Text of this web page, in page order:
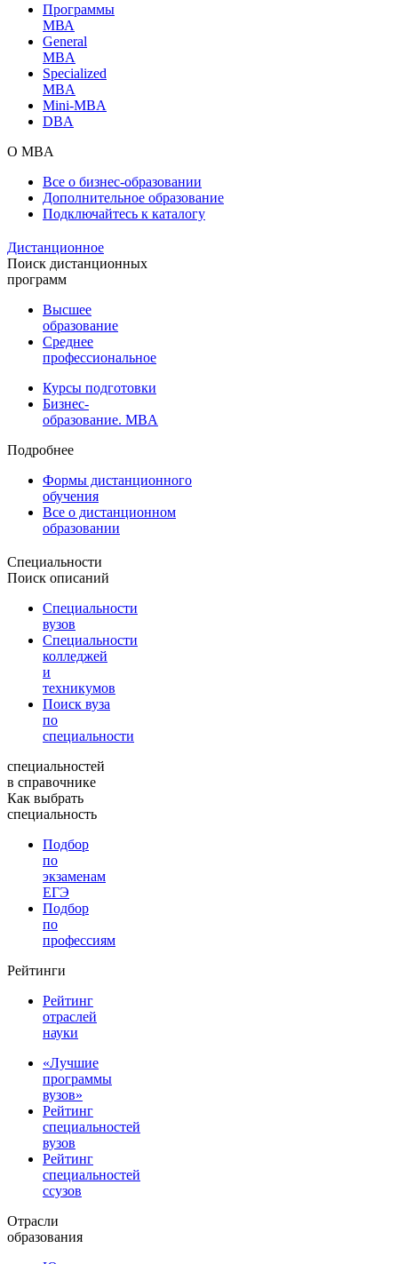
Программы
МВА
General
MBA
Specialized
MBA
Mini-MBA
DBA
О MBA
Все о бизнес-образовании
Дополнительное образование
Подключайтесь к каталогу
Дистанционное
Поиск дистанционных
программ
Высшее
образование
Среднее
профессиональное
Курсы подготовки
Бизнес-
образование. MBA
Подробнее
Формы дистанционного
обучения
Все о дистанционном
образовании
Специальности
Поиск описаний
Специальности
вузов
Специальности
колледжей
и
техникумов
Поиск вуза
по
специальности
специальностей
в справочнике
Как выбрать
специальность
Подбор
по
экзаменам
ЕГЭ
Подбор
по
профессиям
Рейтинги
Рейтинг
отраслей
науки
«Лучшие
программы
вузов»
Рейтинг
специальностей
вузов
Рейтинг
специальностей
ссузов
Отрасли
образования